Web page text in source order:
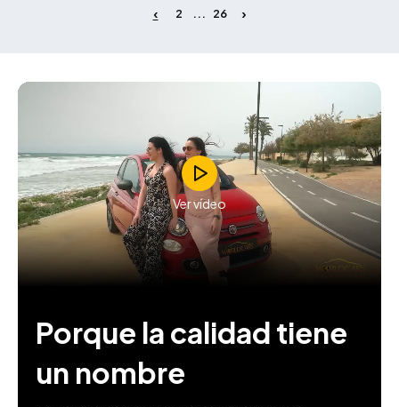
2 ... 26
Ver vídeo
Porque la calidad tiene
un nombre